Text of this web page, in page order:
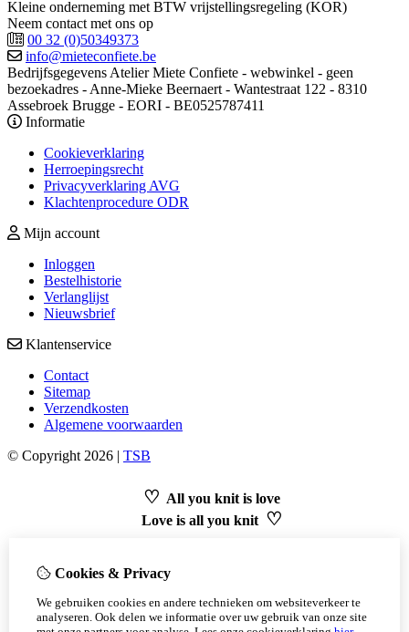
Kleine onderneming met BTW vrijstellingsregeling (KOR)
Neem contact met ons op
00 32 (0)50349373
info@mieteconfiete.be
Bedrijfsgegevens Atelier Miete Confiete - webwinkel - geen
bezoekadres - Anne-Mieke Beernaert - Wantestraat 122 - 8310
Assebroek Brugge - EORI - BE0525787411
Informatie
Cookieverklaring
Herroepingsrecht
Privacyverklaring AVG
Klachtenprocedure ODR
Mijn account
Inloggen
Bestelhistorie
Verlanglijst
Nieuwsbrief
Klantenservice
Contact
Sitemap
Verzendkosten
Algemene voorwaarden
© Copyright 2026 | TSB
Cookies & Privacy
We gebruiken cookies en andere technieken om websiteverkeer te
analyseren. Ook delen we informatie over uw gebruik van onze site
♡ All you knit is love
Love is all you knit ♡
28/07.
Tot binnenkort.Live, Laugh, Love